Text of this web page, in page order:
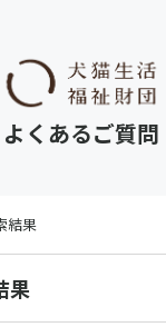
よくあるご質問
結果
果